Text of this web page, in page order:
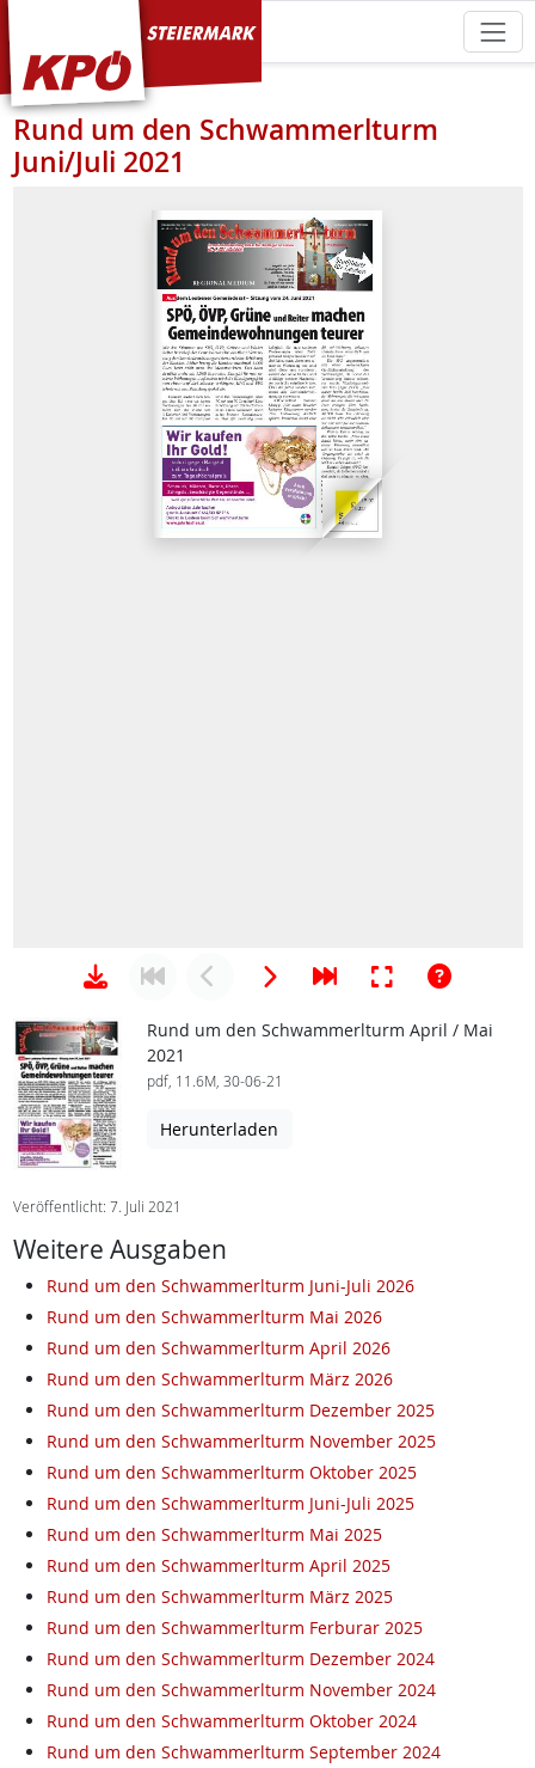
KPÖ Steiermark
Rund um den Schwammerlturm
Juni/Juli 2021
Rund um den Schwammerlturm April / Mai
2021
pdf, 11.6M, 30-06-21
Herunterladen
Veröffentlicht: 7. Juli 2021
Weitere Ausgaben
Rund um den Schwammerlturm Juni-Juli 2026
Rund um den Schwammerlturm Mai 2026
Rund um den Schwammerlturm April 2026
Rund um den Schwammerlturm März 2026
Rund um den Schwammerlturm Dezember 2025
Rund um den Schwammerlturm November 2025
Rund um den Schwammerlturm Oktober 2025
Rund um den Schwammerlturm Juni-Juli 2025
Rund um den Schwammerlturm Mai 2025
Rund um den Schwammerlturm April 2025
Rund um den Schwammerlturm März 2025
Rund um den Schwammerlturm Ferburar 2025
Rund um den Schwammerlturm Dezember 2024
Rund um den Schwammerlturm November 2024
Rund um den Schwammerlturm Oktober 2024
Rund um den Schwammerlturm September 2024